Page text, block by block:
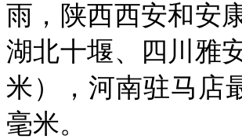
雨，陕西西安和安
湖北十堰、四川雅
米），河南驻马店
毫米。